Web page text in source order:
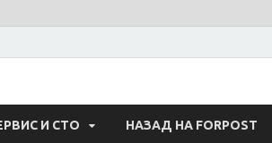
И СТО НАЗАД НА FORPOST